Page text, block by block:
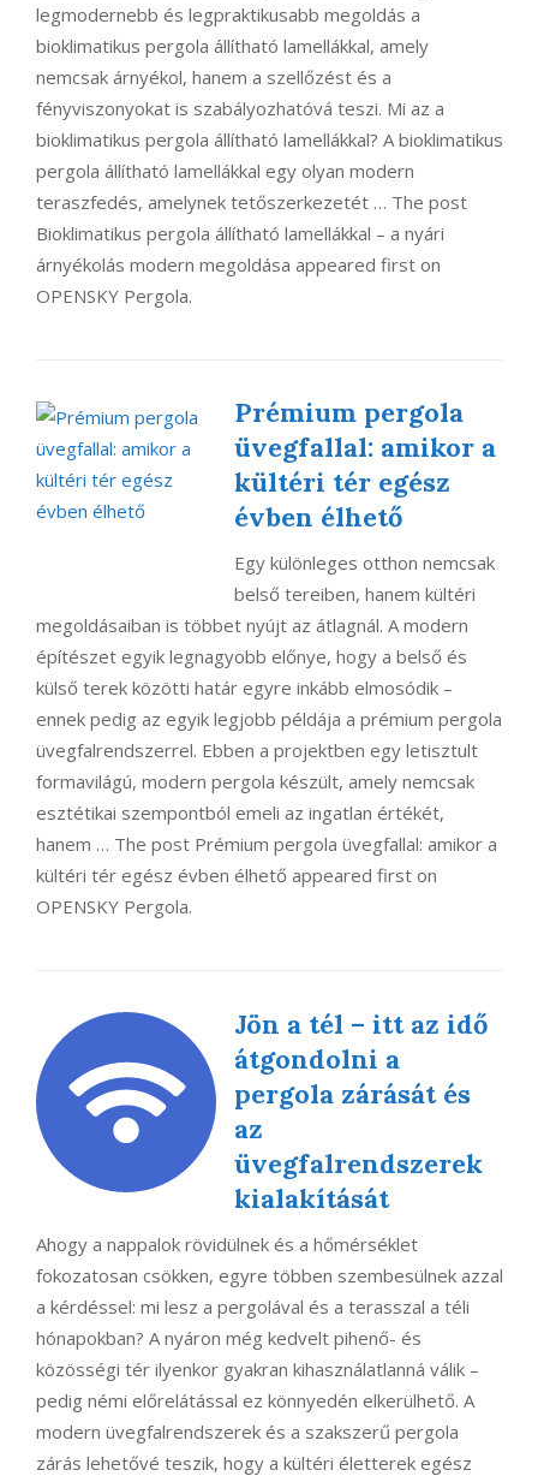
legmodernebb és legpraktikusabb megoldás a
bioklimatikus pergola állítható lamellákkal, amely
nemcsak árnyékol, hanem a szellőzést és a
fényviszonyokat is szabályozhatóvá teszi. Mi az a
bioklimatikus pergola állítható lamellákkal? A bioklimatikus
pergola állítható lamellákkal egy olyan modern
teraszfedés, amelynek tetőszerkezetét … The post
Bioklimatikus pergola állítható lamellákkal – a nyári
árnyékolás modern megoldása appeared first on
OPENSKY Pergola.
Prémium pergola
üvegfallal: amikor a
kültéri tér egész
évben élhető
Egy különleges otthon nemcsak
belső tereiben, hanem kültéri
megoldásaiban is többet nyújt az átlagnál. A modern
építészet egyik legnagyobb előnye, hogy a belső és
külső terek közötti határ egyre inkább elmosódik –
ennek pedig az egyik legjobb példája a prémium pergola
üvegfalrendszerrel. Ebben a projektben egy letisztult
formavilágú, modern pergola készült, amely nemcsak
esztétikai szempontból emeli az ingatlan értékét,
hanem … The post Prémium pergola üvegfallal: amikor a
kültéri tér egész évben élhető appeared first on
OPENSKY Pergola.
Jön a tél – itt az idő
átgondolni a
pergola zárását és
az
üvegfalrendszerek
kialakítását
Ahogy a nappalok rövidülnek és a hőmérséklet
fokozatosan csökken, egyre többen szembesülnek azzal
a kérdéssel: mi lesz a pergolával és a terasszal a téli
hónapokban? A nyáron még kedvelt pihenő- és
közösségi tér ilyenkor gyakran kihasználatlanná válik –
pedig némi előrelátással ez könnyedén elkerülhető. A
modern üvegfalrendszerek és a szakszerű pergola
zárás lehetővé teszik, hogy a kültéri életterek egész